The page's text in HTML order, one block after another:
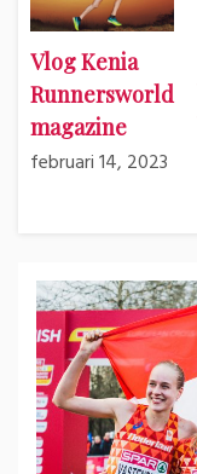
Vlog Kenia
Runnersworld
magazine
februari 14, 2023